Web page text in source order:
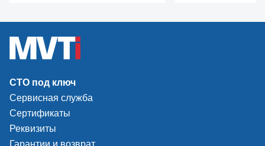
СТО под ключ
Сервисная служба
Сертификаты
Реквизиты
Гарантии и возврат